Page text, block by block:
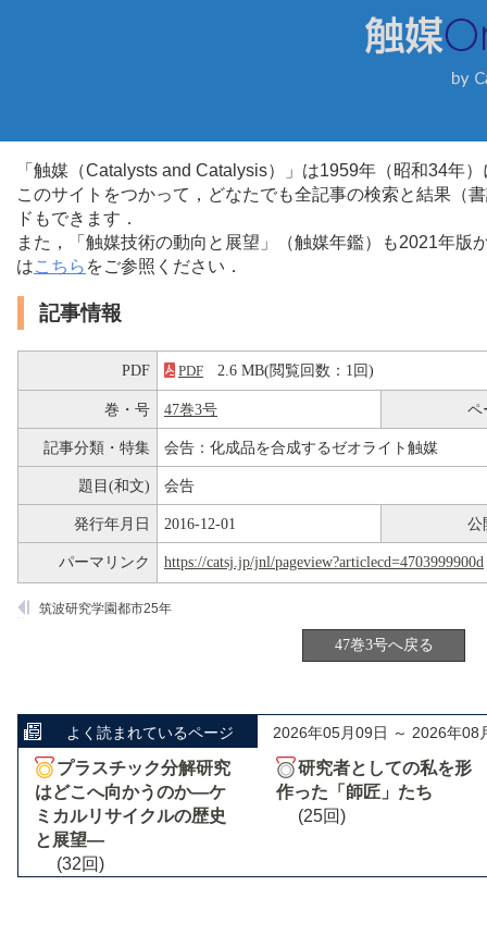
「触媒（Catalysts and Catalysis）」は1959年（昭和34年
このサイトをつかって，どなたでも全記事の検索と結果（
ドもできます．
また，「触媒技術の動向と展望」（触媒年鑑）も2021年
はこちら をご参照ください．
記事情報
PDF PDF 2.6 MB(閲覧回数：1回)
巻・号 47巻3号 ペ
記事分類・特集 会告：化成品を合成するゼオライト触媒
題目(和文) 会告
発行年月日 2016-12-01 公
パーマリンク https://catsj.jp/jnl/pageview?articlecd=4703999900d
筑波研究学園都市25年
47巻3号へ戻る
よく読まれているページ 2026年05月09日 ～ 2026年08
プラスチック分解研究
はどこへ向かうのか―ケ
ミカルリサイクルの歴史
と展望―
(32回)
研究者としての私を形
作った「師匠」たち
(25回)